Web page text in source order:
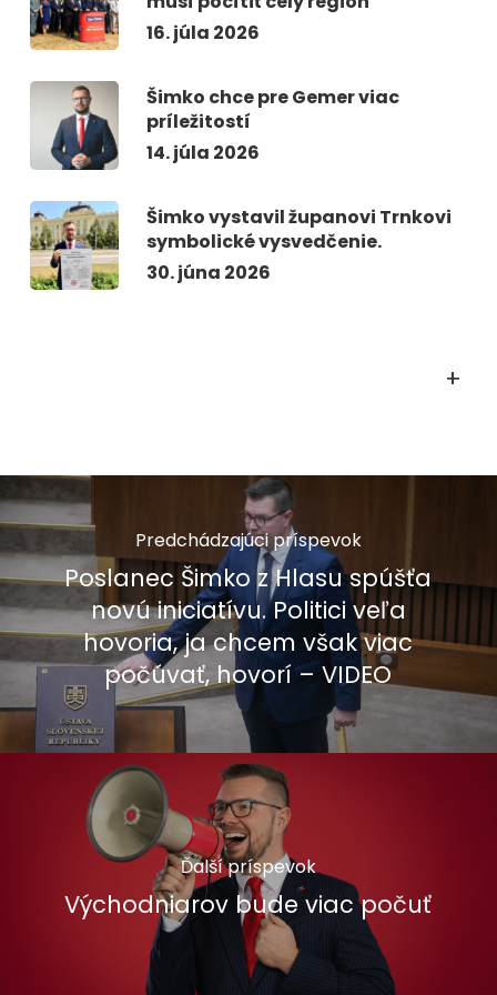
16. júla 2026
Šimko chce pre Gemer viac
príležitostí
14. júla 2026
Šimko vystavil županovi Trnkovi
symbolické vysvedčenie.
30. júna 2026
+
Predchádzajúci príspevok
Poslanec Šimko z Hlasu spúšťa
novú iniciatívu. Politici veľa
hovoria, ja chcem však viac
počúvať, hovorí – VIDEO
Ďalší príspevok
Východniarov bude viac počuť